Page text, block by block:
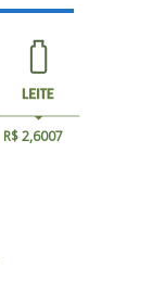
R$ 2,6007